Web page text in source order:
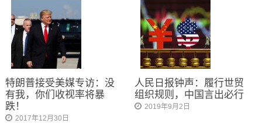
特朗普接受美媒专访：没
有我，你们收视率将暴
跌！
2017年12月30日
人民日报钟声：履行世贸
组织规则，中国言出必行
2019年9月2日